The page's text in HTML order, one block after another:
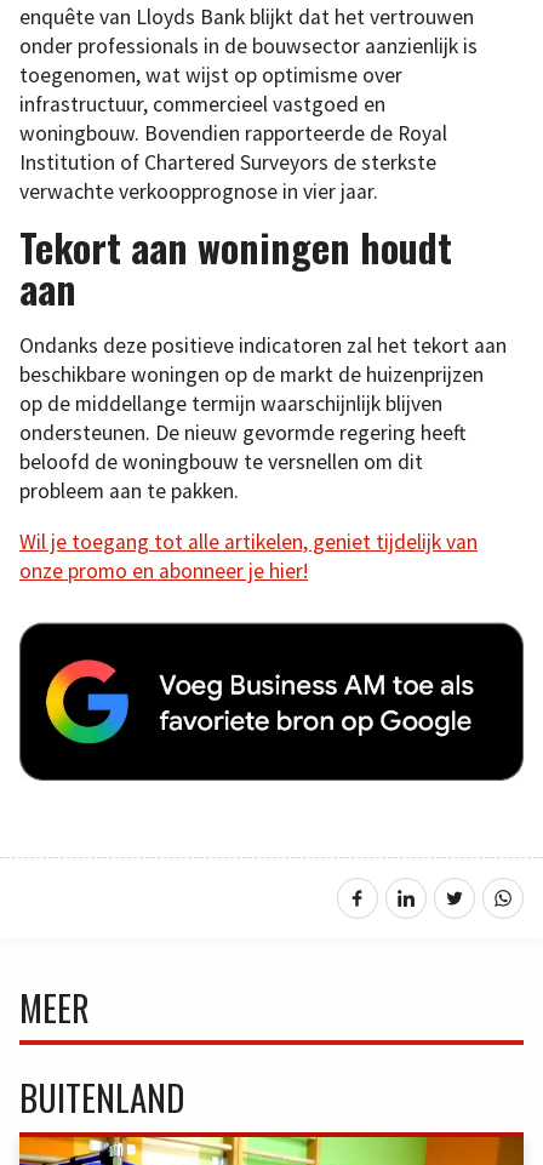
enquête van Lloyds Bank blijkt dat het vertrouwen
onder professionals in de bouwsector aanzienlijk is
toegenomen, wat wijst op optimisme over
infrastructuur, commercieel vastgoed en
woningbouw. Bovendien rapporteerde de Royal
Institution of Chartered Surveyors de sterkste
verwachte verkoopprognose in vier jaar.
Tekort aan woningen houdt
aan
Ondanks deze positieve indicatoren zal het tekort aan
beschikbare woningen op de markt de huizenprijzen
op de middellange termijn waarschijnlijk blijven
ondersteunen. De nieuw gevormde regering heeft
beloofd de woningbouw te versnellen om dit
probleem aan te pakken.
Wil je toegang tot alle artikelen, geniet tijdelijk van
onze promo en abonneer je hier!
MEER
BUITENLAND